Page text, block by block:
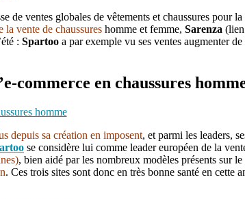
ventes globales de vêtements et chaussures pour
la vente de chaussures homme et femme, Sarenza
: Spartoo a par exemple vu ses ventes augmenter
commerce en chaussures
depuis sa création en imposent, et parmi les leaders,
se considère lui comme leader européen de la
, bien aidé par les nombreux modèles présents sur
. Ces trois sites sont donc en très bonne santé en cette